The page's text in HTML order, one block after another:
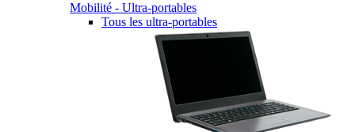
Mobilité - Ultra-portables
Tous les ultra-portables